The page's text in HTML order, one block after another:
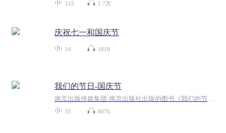
215 1.7万
庆祝七一和国庆节
24 1818
我们的节日-国庆节
南京出版传媒集团·南京出版社出版的图书《我们的节日》通过对中国节日文化和节日意义进行深度的挖掘，面向青少年群体构建独具特色的栏目内容，以此丰富春节、元宵节、清明节、端午节、七夕节、中秋节、重阳节等传统节日；六一节、教师节、国庆节等新兴节日的文化内涵和表现形式。促进青少年形成新的节日习俗，提升节日仪式感、认同感。音频作品由金陵朗读者联盟志愿者朗诵，南京音像出版社、金陵图书馆联合制作。
35 8076